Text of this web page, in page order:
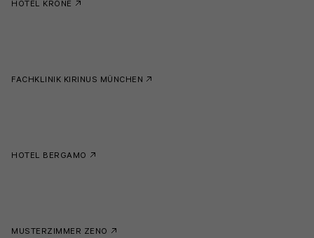
HOTEL KRONE
FACHKLINIK KIRINUS MÜNCHEN
HOTEL BERGAMO
MUSTERZIMMER ZENO